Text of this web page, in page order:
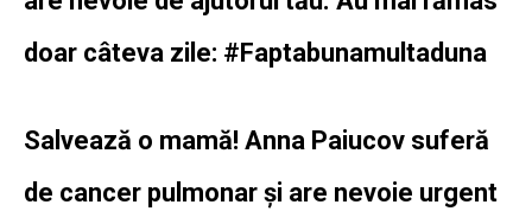
doar câteva zile: #Faptabunamultaduna
Salvează o mamă! Anna Paiucov suferă
de cancer pulmonar și are nevoie urgent